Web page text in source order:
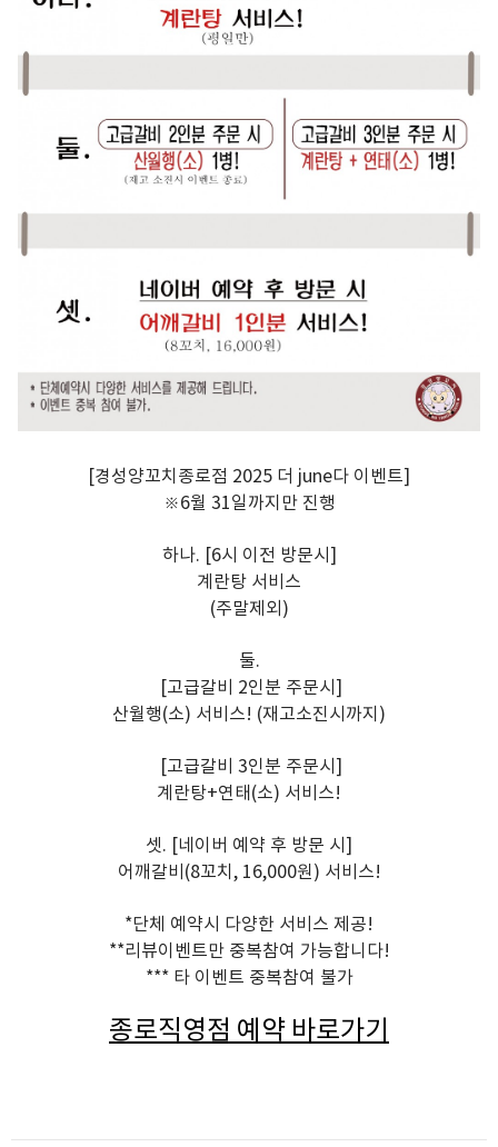
[경성양꼬치종로점 2025 더 june다 이벤트]
※6월 31일까지만 진행
하나. [6시 이전 방문시]
계란탕 서비스
(주말제외)
둘.
[고급갈비 2인분 주문시]
산월행(소) 서비스! (재고소진시까지)
[고급갈비 3인분 주문시]
계란탕+연태(소) 서비스!
셋. [네이버 예약 후 방문 시]
어깨갈비(8꼬치, 16,000원) 서비스!
*단체 예약시 다양한 서비스 제공!
**리뷰이벤트만 중복참여 가능합니다!
*** 타 이벤트 중복참여 불가
종로직영점 예약 바로가기